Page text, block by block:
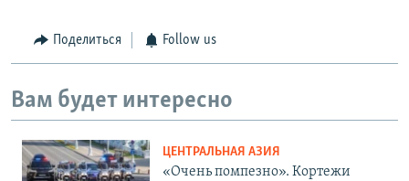
Поделиться Follow us
Вам будет интересно
ЦЕНТРАЛЬНАЯ АЗИЯ
«Очень помпезно». Кортежи